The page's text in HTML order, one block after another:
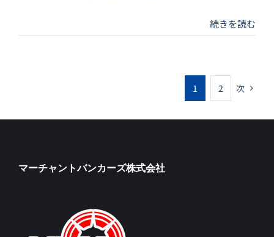
続きを読む
1 2 次
マーチャントバンカーズ株式会社